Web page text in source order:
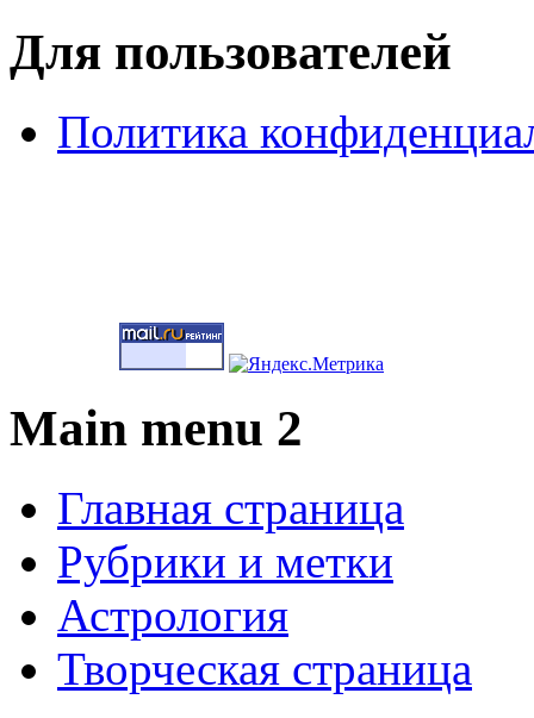
Для пользователей
Политика
Main menu 2
Главная страница
Рубрики и метки
Астрология
Творческая страница